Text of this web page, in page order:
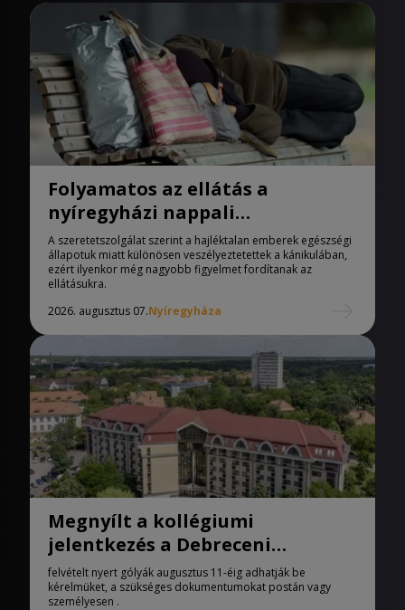
Folyamatos az ellátás a
nyíregyházi nappali
melegedőben
A szeretetszolgálat szerint a hajléktalan emberek egészségi
állapotuk miatt különösen veszélyeztetettek a kánikulában,
ezért ilyenkor még nagyobb figyelmet fordítanak az
ellátásukra.
2026. augusztus 07.Nyíregyháza
Megnyílt a kollégiumi
jelentkezés a Debreceni
Egyetemen
felvételt nyert gólyák augusztus 11-éig adhatják be
kérelmüket, a szükséges dokumentumokat postán vagy
személyesen .